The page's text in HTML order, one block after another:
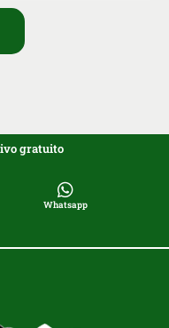
gratuito
Whatsapp